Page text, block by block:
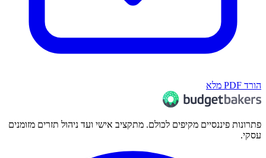
הורד PDF מלא
פתרונות פיננסיים מקיפים לכולם. מתקציב אישי ועד ניהול תזרים מזומנים
עסקי.